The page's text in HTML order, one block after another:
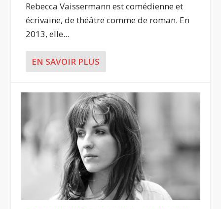
Rebecca Vaissermann est comédienne et
écrivaine, de théâtre comme de roman. En
2013, elle...
EN SAVOIR PLUS